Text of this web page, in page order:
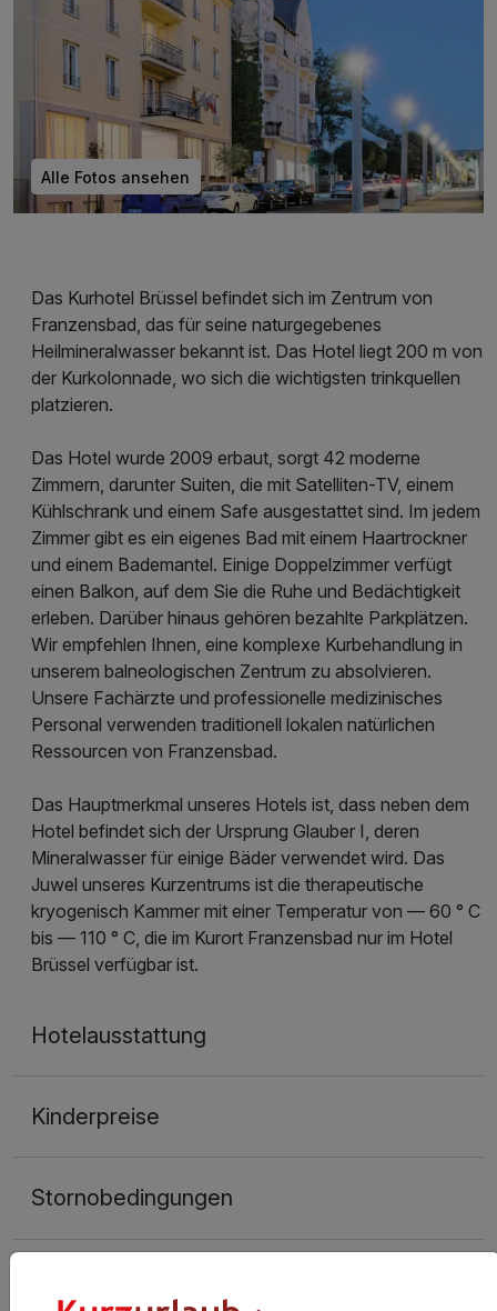
Alle Fotos ansehen
Das Kurhotel Brüssel befindet sich im Zentrum von
Franzensbad, das für seine naturgegebenes
Heilmineralwasser bekannt ist. Das Hotel liegt 200 m von
der Kurkolonnade, wo sich die wichtigsten trinkquellen
platzieren.
Das Hotel wurde 2009 erbaut, sorgt 42 moderne
Zimmern, darunter Suiten, die mit Satelliten-TV, einem
Kühlschrank und einem Safe ausgestattet sind. Im jedem
Zimmer gibt es ein eigenes Bad mit einem Haartrockner
und einem Bademantel. Einige Doppelzimmer verfügt
einen Balkon, auf dem Sie die Ruhe und Bedächtigkeit
erleben. Darüber hinaus gehören bezahlte Parkplätzen.
Wir empfehlen Ihnen, eine komplexe Kurbehandlung in
unserem balneologischen Zentrum zu absolvieren.
Unsere Fachärzte und professionelle medizinisches
Personal verwenden traditionell lokalen natürlichen
Ressourcen von Franzensbad.
Das Hauptmerkmal unseres Hotels ist, dass neben dem
Hotel befindet sich der Ursprung Glauber I, deren
Mineralwasser für einige Bäder verwendet wird. Das
Juwel unseres Kurzentrums ist die therapeutische
kryogenisch Kammer mit einer Temperatur von — 60 ° C
bis — 110 ° C, die im Kurort Franzensbad nur im Hotel
Brüssel verfügbar ist.
Hotelausstattung
Kinderpreise
Stornobedingungen